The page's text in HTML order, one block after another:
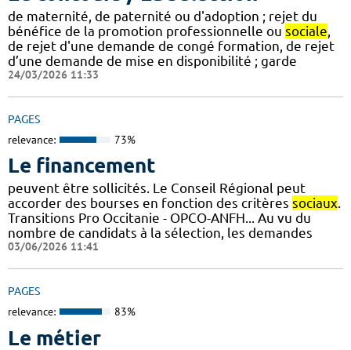
de maternité, de paternité ou d'adoption ; rejet du
bénéfice de la promotion professionnelle ou sociale
de rejet d'une demande de congé formation, de rejet
d’une demande de mise en disponibilité ; garde
24/03/2026 11:33
PAGES
relevance: 73%
Le financement
peuvent être sollicités. Le Conseil Régional peut
accorder des bourses en fonction des critères sociaux.
Transitions Pro Occitanie - OPCO-ANFH... Au vu du
nombre de candidats à la sélection, les demandes
03/06/2026 11:41
PAGES
relevance: 83%
Le métier